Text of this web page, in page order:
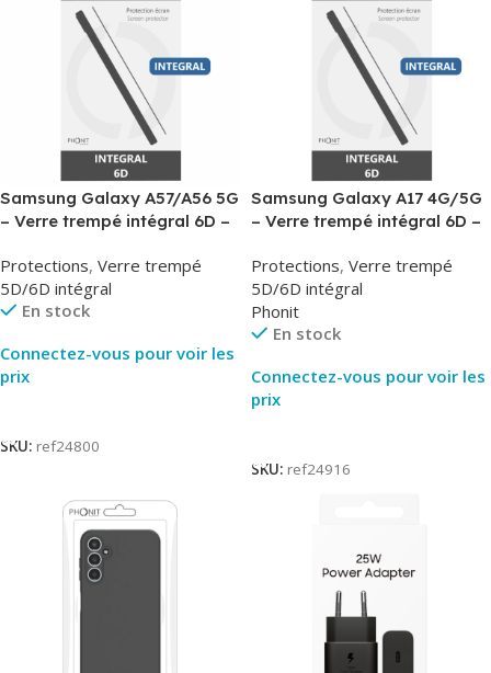
Samsung Galaxy A57/A56 5G
– Verre trempé intégral 6D –
Protections, Verre trempé
5D/6D intégral
En stock
Connectez-vous pour voir les
prix
SKU: ref24800
Samsung Galaxy A17 4G/5G
– Verre trempé intégral 6D –
Protections, Verre trempé
5D/6D intégral
Phonit
En stock
Connectez-vous pour voir les
prix
SKU: ref24916